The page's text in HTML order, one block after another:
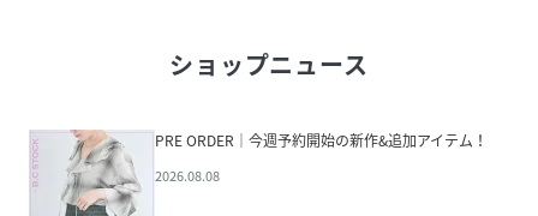
ショップニュース
PRE ORDER｜今週予約開始の新作&追加アイテム！
2026.08.08